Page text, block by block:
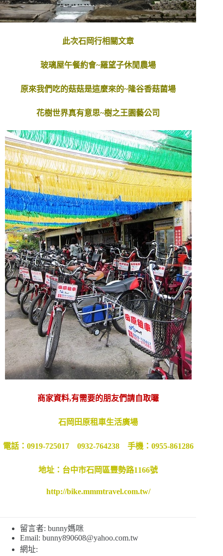
此次石岡行相關文章
玻璃屋午餐約會~羅望子休閒農場
原來我們吃的菇菇是這麼來的~隆谷香菇菌場
花樹世界真有意思~樹之王園藝公司
商家資料,有需要的朋友們請自取囉
石岡田原租車生活廣場
電話：0919-725017 0932-764238 手機：0955-861286
地址：台中市石岡區豐勢路1166號
http://bike.mmmtravel.com.tw/
留言者: bunny媽咪
Email: bunny890608@yahoo.com.tw
網址: